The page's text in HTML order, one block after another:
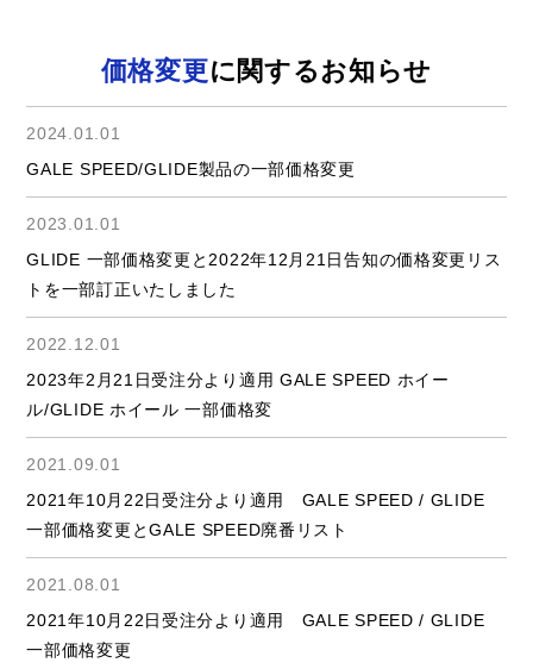
価格変更に関するお知らせ
2024.01.01
GALE SPEED/GLIDE製品の一部価格変更
2023.01.01
GLIDE 一部価格変更と2022年12月21日告知の価格変更リス
トを一部訂正いたしました
2022.12.01
2023年2月21日受注分より適用 GALE SPEED ホイー
ル/GLIDE ホイール 一部価格変
2021.09.01
2021年10月22日受注分より適用 GALE SPEED / GLIDE
一部価格変更とGALE SPEED廃番リスト
2021.08.01
2021年10月22日受注分より適用 GALE SPEED / GLIDE
一部価格変更